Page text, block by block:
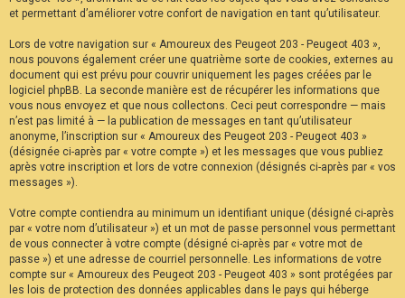
et permettant d’améliorer votre confort de navigation en tant qu’utilisateur.
Lors de votre navigation sur « Amoureux des Peugeot 203 - Peugeot 403 »,
nous pouvons également créer une quatrième sorte de cookies, externes au
document qui est prévu pour couvrir uniquement les pages créées par le
logiciel phpBB. La seconde manière est de récupérer les informations que
vous nous envoyez et que nous collectons. Ceci peut correspondre — mais
n’est pas limité à — la publication de messages en tant qu’utilisateur
anonyme, l’inscription sur « Amoureux des Peugeot 203 - Peugeot 403 »
(désignée ci-après par « votre compte ») et les messages que vous publiez
après votre inscription et lors de votre connexion (désignés ci-après par « vos
messages »).
Votre compte contiendra au minimum un identifiant unique (désigné ci-après
par « votre nom d’utilisateur ») et un mot de passe personnel vous permettant
de vous connecter à votre compte (désigné ci-après par « votre mot de
passe ») et une adresse de courriel personnelle. Les informations de votre
compte sur « Amoureux des Peugeot 203 - Peugeot 403 » sont protégées par
les lois de protection des données applicables dans le pays qui héberge